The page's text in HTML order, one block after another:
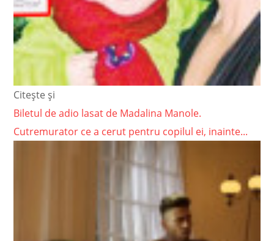
Citește și
Biletul de adio lasat de Madalina Manole.
Cutremurator ce a cerut pentru copilul ei, inainte...